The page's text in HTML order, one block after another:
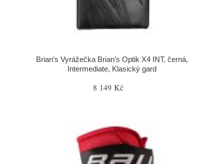
Brian’s Vyrážečka Brian’s Optik X4 INT, černá,
Intermediate, Klasický gard
8 149 Kč